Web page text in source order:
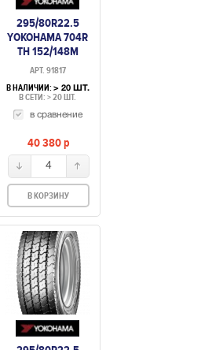
295/80R22.5
YOKOHAMA 704R
TH 152/148M
(ВЕДУЩАЯ)
АРТ. 91817
В НАЛИЧИИ: > 20 ШТ.
В СЕТИ: > 20 ШТ.
в сравнение
40 380p
4
В КОРЗИНУ